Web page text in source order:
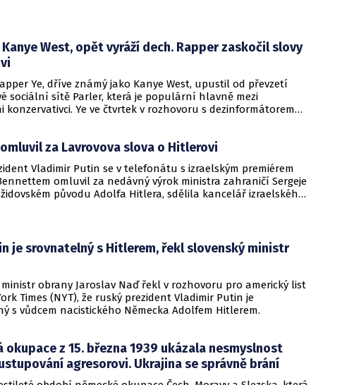
Kanye West, opět vyráží dech. Rapper zaskočil slovy
Ye, dříve známý jako Kanye West, upustil od převzetí
sociální sítě Parler, která je populární hlavně mezi
konzervativci. Ye ve čtvrtek v rozhovoru s dezinformátorem
o neuskutečnění prodeje padlo už v listopadu a
Joe Biden.
za Lavrovova slova o Hitlerovi
Vladimir Putin se v telefonátu s izraelským premiérem
omluvil za nedávný výrok ministra zahraničí Sergeje
původu Adolfa Hitlera, sdělila kancelář izraelského
státníků diplomatickou roztržku kvůli Lavrovově výroku
podotkla agentura Reuters.
je srovnatelný s Hitlerem, řekl slovenský ministr
ministr obrany Jaroslav Naď řekl v rozhovoru pro americký list
Times (NYT), že ruský prezident Vladimir Putin je
s vůdcem nacistického Německa Adolfem Hitlerem.
okupace z 15. března 1939 ukázala nesmyslnost
agresorovi. Ukrajina se správně brání